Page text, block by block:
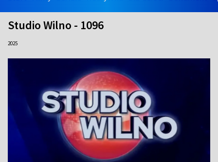
Studio Wilno - 1096
2025